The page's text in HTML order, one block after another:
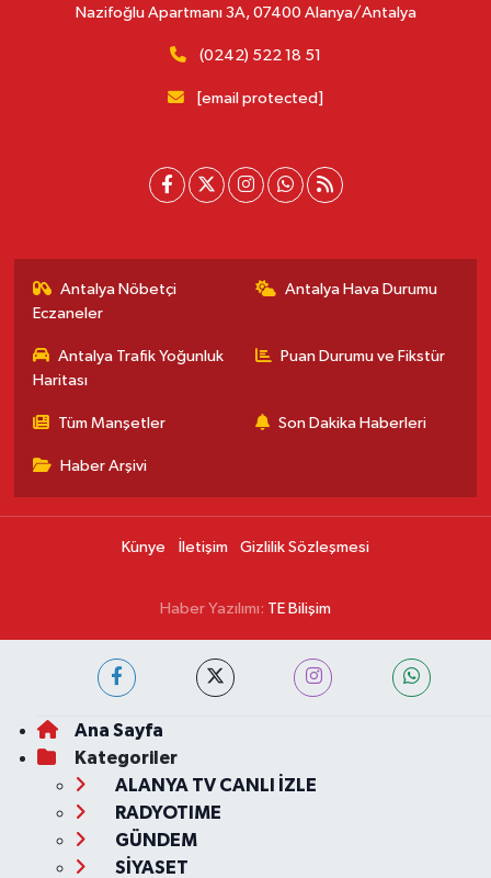
Nazifoğlu Apartmanı 3A, 07400 Alanya/Antalya
(0242) 522 18 51
[email protected]
Antalya Nöbetçi
Eczaneler
Antalya Hava Durumu
Antalya Trafik Yoğunluk
Haritası
Puan Durumu ve Fikstür
Tüm Manşetler Son Dakika Haberleri
Haber Arşivi
Künye İletişim Gizlilik Sözleşmesi
Haber Yazılımı: TE Bilişim
Ana Sayfa
Kategoriler
ALANYA TV CANLI İZLE
RADYOTIME
GÜNDEM
SİYASET